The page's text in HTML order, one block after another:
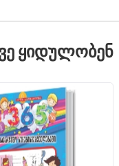
ᲧᲘᲓᲣᲚᲝᲑᲔᲜ